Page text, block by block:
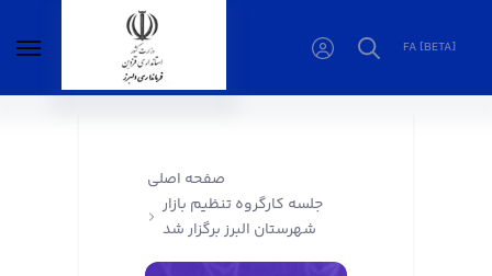
FA [BETA]
صفحه اصلی
جلسه کارگروه تنظیم بازار
شهرستان البرز برگزار شد